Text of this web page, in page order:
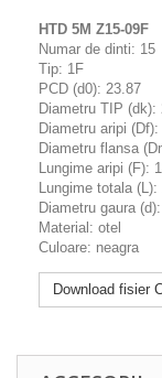
HTD 5M Z15-09F
Numar de dinti: 15
Tip: 1F
PCD (d0): 23.87
Diametru TIP (dk):
Diametru aripi (Df):
Diametru flansa
Lungime aripi (F):
Lungime totala (L):
Diametru gaura
Material: otel
Culoare: neagra
Download fisier